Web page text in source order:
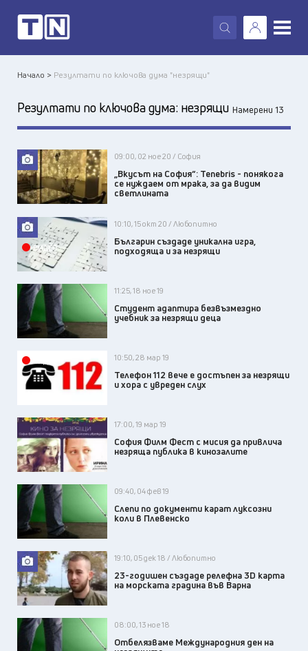
X
Начало > Резултати по ключова дума "незрящи"
Резултати по ключова дума: незрящи Намерени 13
09:00, 02 ное 20 / София
„Вкусът на София“: Tenebris - понякога
се нуждаем от мрака, за да видим
светлината
ВИДЕО
10:10, 15 окт 20 / Любопитно
Българин създаде уникална игра,
подходяща и за незрящи
11:25, 18 ное 19
Студент адаптира безвъзмездно
учебник за незрящи деца
10:50, 28 мар 19
Телефон 112 вече е достъпен за незрящи
и хора с увреден слух
17:00, 19 мар 19
София Филм Фест с мисия да привлича
незряща публика в кинозалите
09:40, 04 фев 19
Слепи по документи карат луксозни
коли в Плевенско
19:10, 05 дек 18 / Любопитно
23-годишен създаде релефна 3D карта
на морската градина във Варна
08:00, 13 ное 18
Отбелязваме Международния ден на